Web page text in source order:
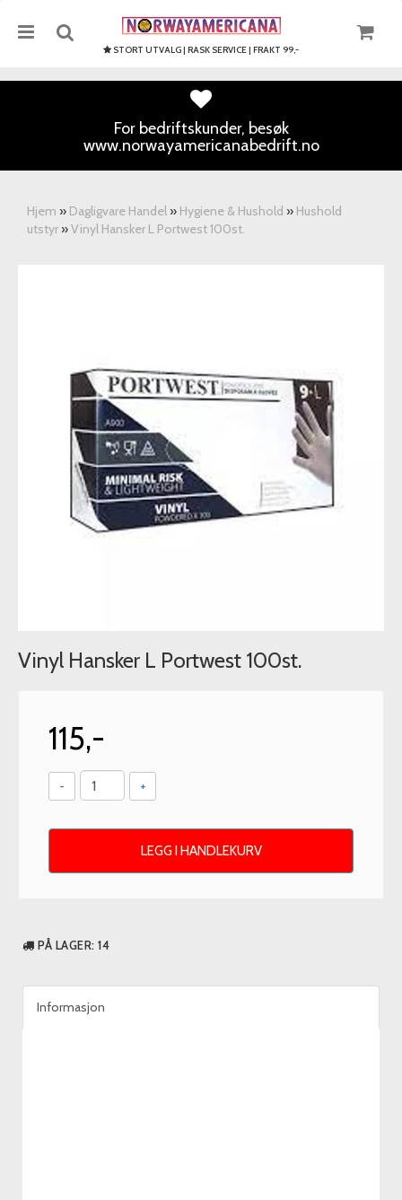
STORT UTVALG | RASK SERVICE | FRAKT 99,-
For bedriftskunder, besøk
www.norwayamericanabedrift.no
Hjem » Dagligvare Handel » Hygiene & Hushold » Hushold
utstyr »Vinyl Hansker L Portwest 100st.
Vinyl Hansker L Portwest 100st.
115,-
- +
LEGG I HANDLEKURV
PÅ LAGER: 14
Informasjon